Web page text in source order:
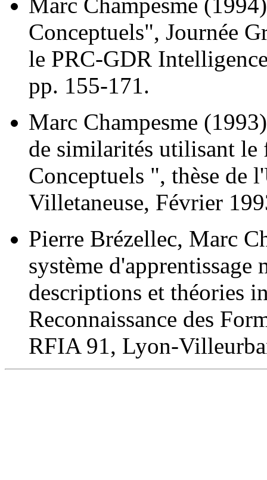
Conceptuels", Journée
le PRC-GDR
pp. 155-171.
Marc Champesme
de similarités utilisant le
Conceptuels ", thèse de
Villetaneuse, Février
Pierre Brézellec, Marc
système
descriptions et théories
Reconnaissance des
RFIA 91, Lyon-